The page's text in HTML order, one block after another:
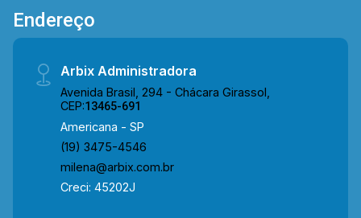
Endereço
Arbix Administradora
Avenida Brasil, 294 - Chácara Girassol,
CEP:13465-691
Americana - SP
(19) 3475-4546
milena@arbix.com.br
Creci: 45202J